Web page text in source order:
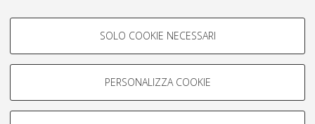
COOKIE DI PROFILAZIONE -
Si tratta di cookie utilizzati per analizzare le caratteristiche della
navigazione degli utenti, creare profili in base al loro comportamento
Mostra cookie di profilazione
SOLO COOKIE NECESSARI
PERSONALIZZA COOKIE
Impostazioni Cookie
Informativa sulla privacy
Condizioni d’uso del sito